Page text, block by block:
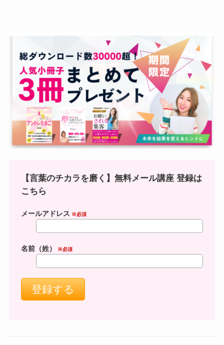
【言葉のチカラを磨く】無料メール講座 登録は
こちら
メールアドレス ※必須
名前（姓） ※必須